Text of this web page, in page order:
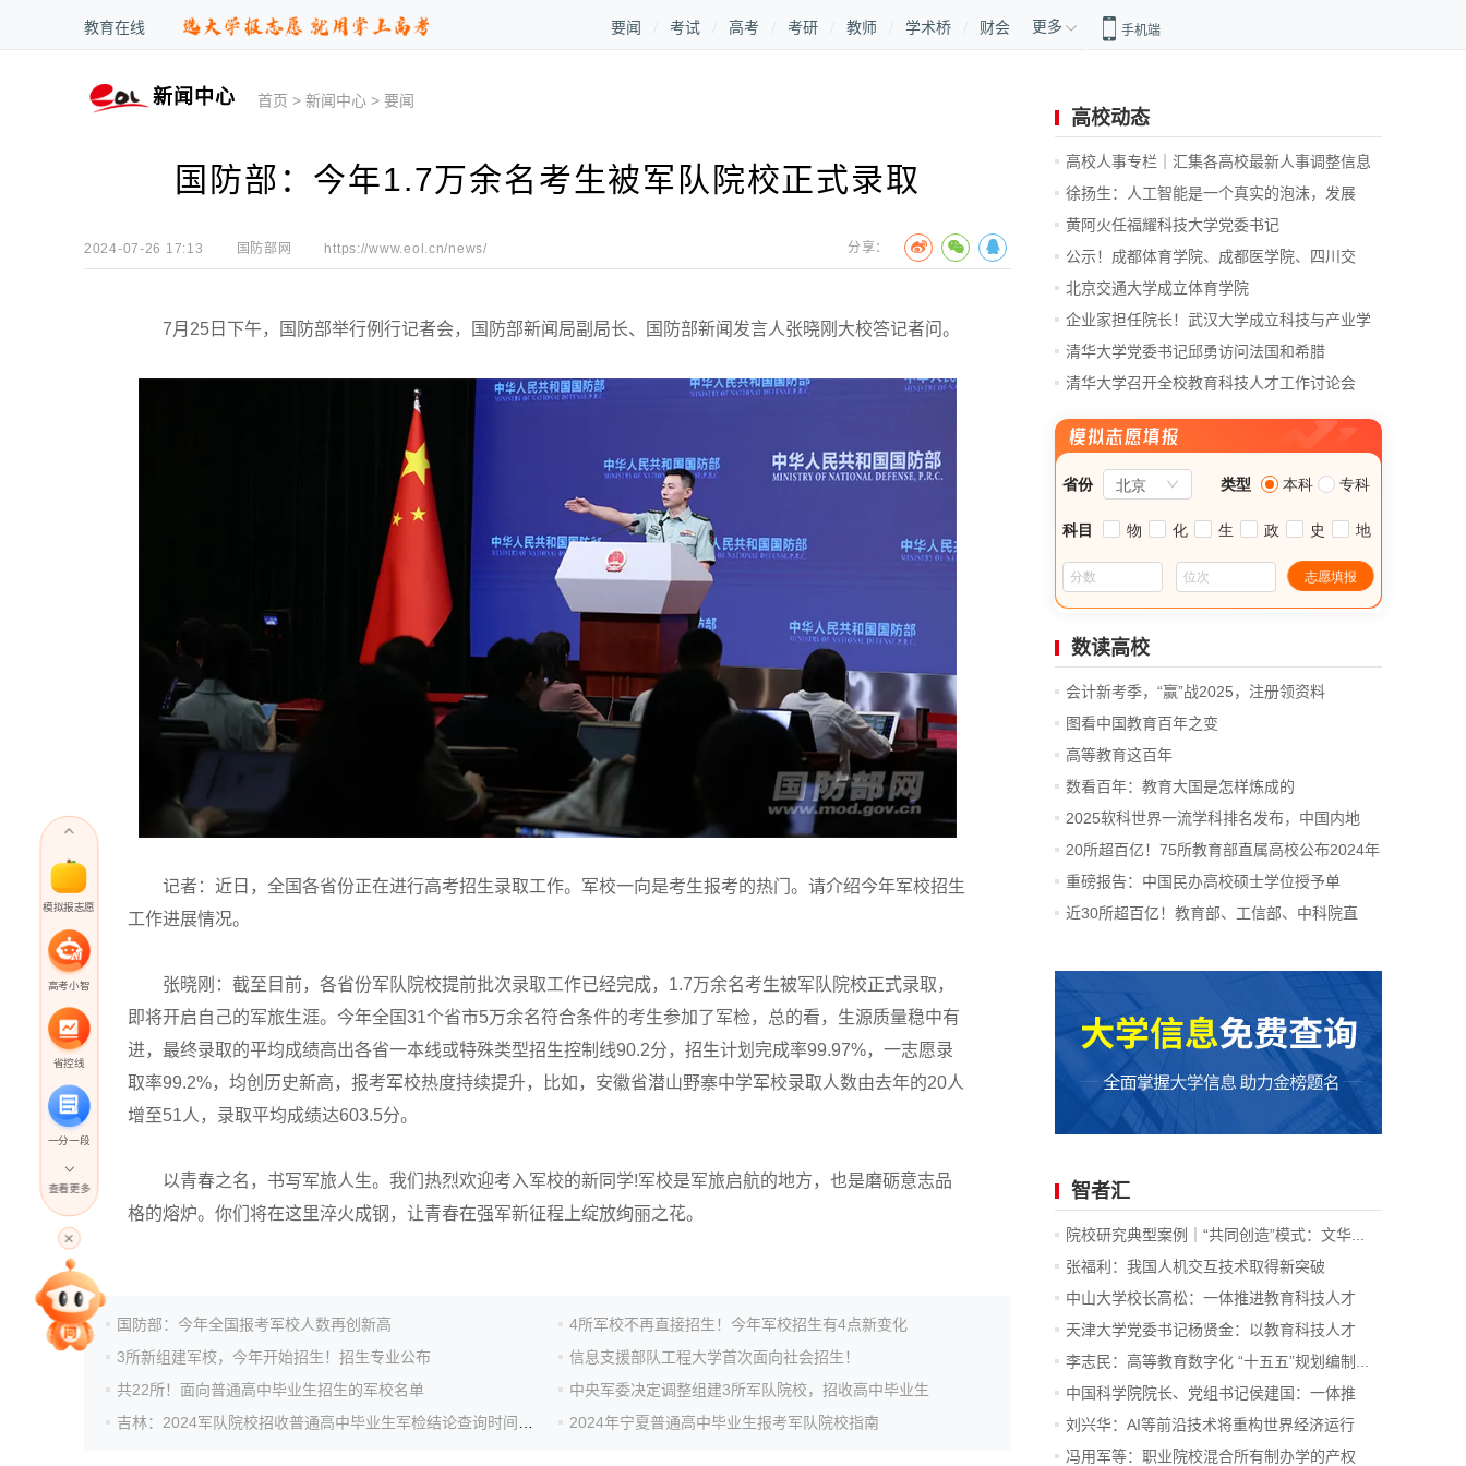
教育在线 要闻 考试 高考 考研 教师 学术桥 财会 更多 手机端
新闻中心 首页 >新闻中心 > 要闻
国防部：今年1.7万余名考生被军队院校正式录取
2024-07-26 17:13 国防部网 https://www.eol.cn/news/ 分享：
7月25日下午，国防部举行例行记者会，国防部新闻局副局长、国防部新闻发言人张晓刚大校答记者问。
记者：近日，全国各省份正在进行高考招生录取工作。军校一向是考生报考的热门。请介绍今年军校招生
工作进展情况。
张晓刚：截至目前，各省份军队院校提前批次录取工作已经完成，1.7万余名考生被军队院校正式录取，
即将开启自己的军旅生涯。今年全国31个省市5万余名符合条件的考生参加了军检，总的看，生源质量稳中有
进，最终录取的平均成绩高出各省一本线或特殊类型招生控制线90.2分，招生计划完成率99.97%，一志愿录
取率99.2%，均创历史新高，报考军校热度持续提升，比如，安徽省潜山野寨中学军校录取人数由去年的20人
增至51人，录取平均成绩达603.5分。
以青春之名，书写军旅人生。我们热烈欢迎考入军校的新同学!军校是军旅启航的地方，也是磨砺意志品
格的熔炉。你们将在这里淬火成钢，让青春在强军新征程上绽放绚丽之花。
国防部：今年全国报考军校人数再创新高
4所军校不再直接招生！今年军校招生有4点新变化
3所新组建军校，今年开始招生！招生专业公布
信息支援部队工程大学首次面向社会招生！
共22所！面向普通高中毕业生招生的军校名单
中央军委决定调整组建3所军队院校，招收高中毕业生
2024年宁夏普通高中毕业生报考军队院校指南
高校动态
高校人事专栏｜汇集各高校最新人事调整信息
徐扬生：人工智能是一个真实的泡沫，发展
前...
黄阿火任福耀科技大学党委书记
公示！成都体育学院、成都医学院、四川交
通...
北京交通大学成立体育学院
企业家担任院长！武汉大学成立科技与产业学
院
清华大学党委书记邱勇访问法国和希腊
清华大学召开全校教育科技人才工作讨论会
模拟报志愿
高考小智
省控线
一分一段
高考直播
专家指导课
查看更多
数读高校
会计新考季，“赢”战2025，注册领资料
图看中国教育百年之变
高等教育这百年
数看百年：教育大国是怎样炼成的
2025软科世界一流学科排名发布，中国内地
14...
20所超百亿！75所教育部直属高校公布2024年
决算
重磅报告：中国民办高校硕士学位授予单
位、...
近30所超百亿！教育部、工信部、中科院直
智者汇
院校研究典型案例｜“共同创造”模式：文华...
张福利：我国人机交互技术取得新突破
中山大学校长高松：一体推进教育科技人才
发...
天津大学党委书记杨贤金：以教育科技人才
一...
李志民：高等教育数字化 “十五五”规划编制...
中国科学院院长、党组书记侯建国：一体推
进...
刘兴华：AI等前沿技术将重构世界经济运行
底...
冯用军等：职业院校混合所有制办学的产权